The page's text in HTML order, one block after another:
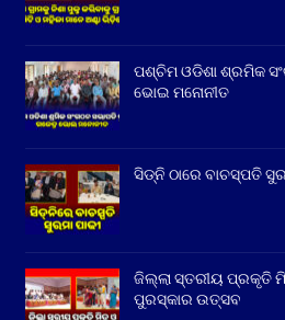
ପଶ୍ଚିମ ଓଡିଶା ଶ୍ରମିକ
ଭୋଇ ମନୋନୀତ
ସିଡ୍‌ନି ଠାରେ ବାଚସ୍ପତି
ଜିଲ୍ଲା ସ୍ତରୀୟ ପ୍ରକୃତି
ପୁରସ୍କାର ଉତ୍ସବ